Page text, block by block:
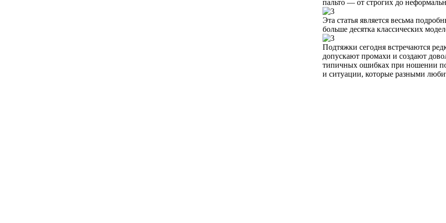
пальто — от строгих до
Эта статья является весьма
больше десятка классических
Подтяжки сегодня встречаются
допускают промахи и создают
типичных ошибках при ношении
и ситуации, которые разными